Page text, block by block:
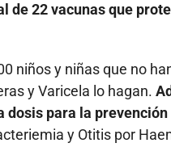
de 22 vacunas que
niños y niñas que no
y Varicela lo hagan.
dosis para la prevención
y Otitis por